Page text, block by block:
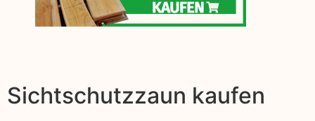
Sichtschutzzaun kaufen